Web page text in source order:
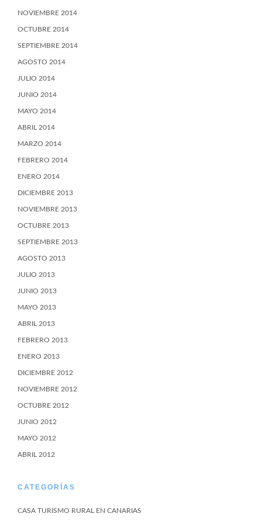
NOVIEMBRE 2014
OCTUBRE 2014
SEPTIEMBRE 2014
AGOSTO 2014
JULIO 2014
JUNIO 2014
MAYO 2014
ABRIL 2014
MARZO 2014
FEBRERO 2014
ENERO 2014
DICIEMBRE 2013
NOVIEMBRE 2013
OCTUBRE 2013
SEPTIEMBRE 2013
AGOSTO 2013
JULIO 2013
JUNIO 2013
MAYO 2013
ABRIL 2013
FEBRERO 2013
ENERO 2013
DICIEMBRE 2012
NOVIEMBRE 2012
OCTUBRE 2012
JUNIO 2012
MAYO 2012
ABRIL 2012
CATEGORÍAS
CASA TURISMO RURAL EN CANARIAS